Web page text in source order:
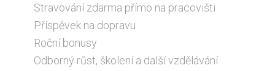
Stravování zdarma přímo na pracovišti
Příspěvek na dopravu
Roční bonusy
Odborný růst, školení a další vzdělávání